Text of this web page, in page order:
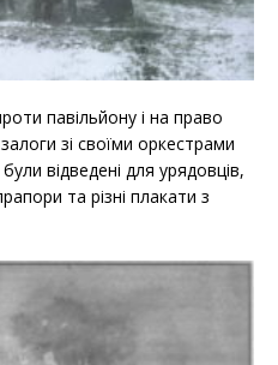
павільйону і на право
зі своїми оркестрами
відведені для урядовців,
та різні плакати з